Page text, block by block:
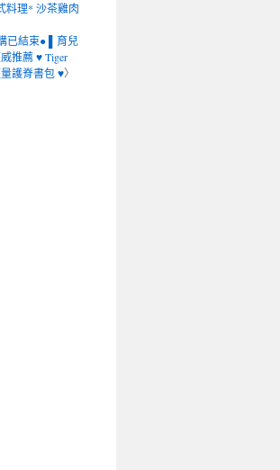
料理* 沙茶雞肉
已結束● ▌育兒
推薦 ♥ Tiger
護脊書包 ♥〉